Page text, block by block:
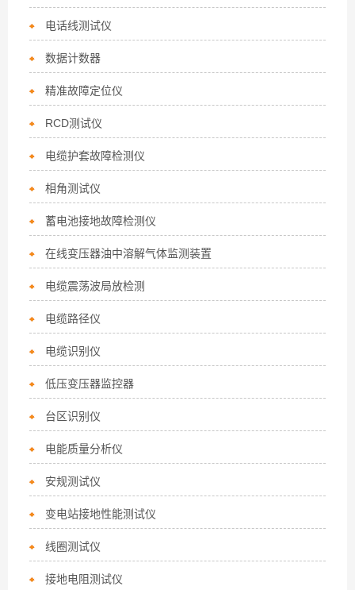
电话线测试仪
数据计数器
精准故障定位仪
RCD测试仪
电缆护套故障检测仪
相角测试仪
蓄电池接地故障检测仪
在线变压器油中溶解气体监测装置
电缆震荡波局放检测
电缆路径仪
电缆识别仪
低压变压器监控器
台区识别仪
电能质量分析仪
安规测试仪
变电站接地性能测试仪
线圈测试仪
接地电阻测试仪